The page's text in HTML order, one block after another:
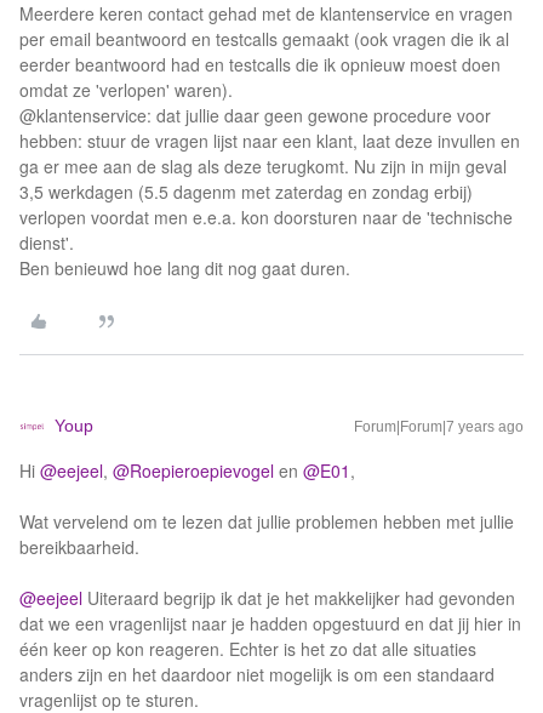
Meerdere keren contact gehad met de klantenservice en vragen
per email beantwoord en testcalls gemaakt (ook vragen die ik al
eerder beantwoord had en testcalls die ik opnieuw moest doen
omdat ze 'verlopen' waren).
@klantenservice: dat jullie daar geen gewone procedure voor
hebben: stuur de vragen lijst naar een klant, laat deze invullen en
ga er mee aan de slag als deze terugkomt. Nu zijn in mijn geval
3,5 werkdagen (5.5 dagenm met zaterdag en zondag erbij)
verlopen voordat men e.e.a. kon doorsturen naar de 'technische
dienst'.
Ben benieuwd hoe lang dit nog gaat duren.
Youp Forum|Forum|7 years ago
Hi @eejeel, @Roepieroepievogel en @E01 ,
Wat vervelend om te lezen dat jullie problemen hebben met jullie
bereikbaarheid.
@eejeel Uiteraard begrijp ik dat je het makkelijker had gevonden
dat we een vragenlijst naar je hadden opgestuurd en dat jij hier in
één keer op kon reageren. Echter is het zo dat alle situaties
anders zijn en het daardoor niet mogelijk is om een standaard
vragenlijst op te sturen.